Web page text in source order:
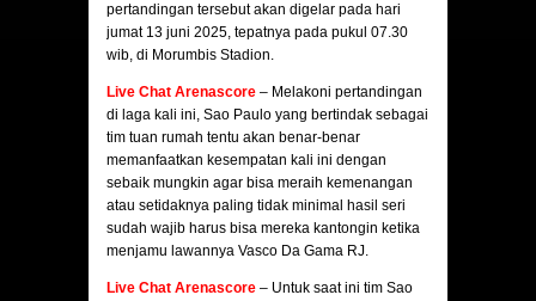
pertandingan tersebut akan digelar pada hari
jumat 13 juni 2025, tepatnya pada pukul 07.30
wib, di Morumbis Stadion.
Live Chat Arenascore – Melakoni pertandingan
di laga kali ini, Sao Paulo yang bertindak sebagai
tim tuan rumah tentu akan benar-benar
memanfaatkan kesempatan kali ini dengan
sebaik mungkin agar bisa meraih kemenangan
atau setidaknya paling tidak minimal hasil seri
sudah wajib harus bisa mereka kantongin ketika
menjamu lawannya Vasco Da Gama RJ.
Live Chat Arenascore – Untuk saat ini tim Sao